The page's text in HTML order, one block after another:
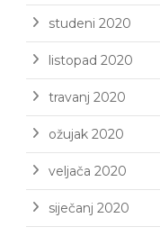
studeni 2020
listopad 2020
travanj 2020
ožujak 2020
veljača 2020
siječanj 2020